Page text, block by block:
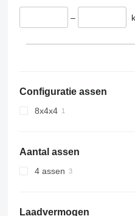
–
Configuratie assen
8x4x4
Aantal assen
4 assen
Laadvermogen